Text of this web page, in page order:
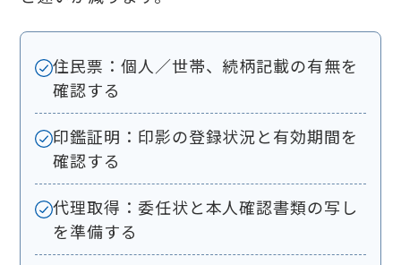
住民票：個人／世帯、続柄記載の有無を
確認する
印鑑証明：印影の登録状況と有効期間を
確認する
代理取得：委任状と本人確認書類の写し
を準備する